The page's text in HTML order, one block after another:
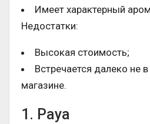
Имеет характерный
Недостатки:
Высокая стоимость;
Встречается далеко не
магазине.
1. Paya